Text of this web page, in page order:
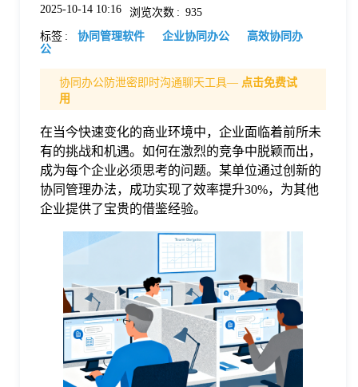
价
格
2025-10-14 10:16 浏览次数 : 935
标签 : 协同管理软件 企业协同办公
高效协同办
公
协同办公防泄密即时沟通聊天工具— 点击免费试
用
在当今快速变化的商业环境中，企业面临着前所未
有的挑战和机遇。如何在激烈的竞争中脱颖而出，
成为每个企业必须思考的问题。某单位通过创新的
协同管理办法，成功实现了效率提升30%，为其他
企业提供了宝贵的借鉴经验。